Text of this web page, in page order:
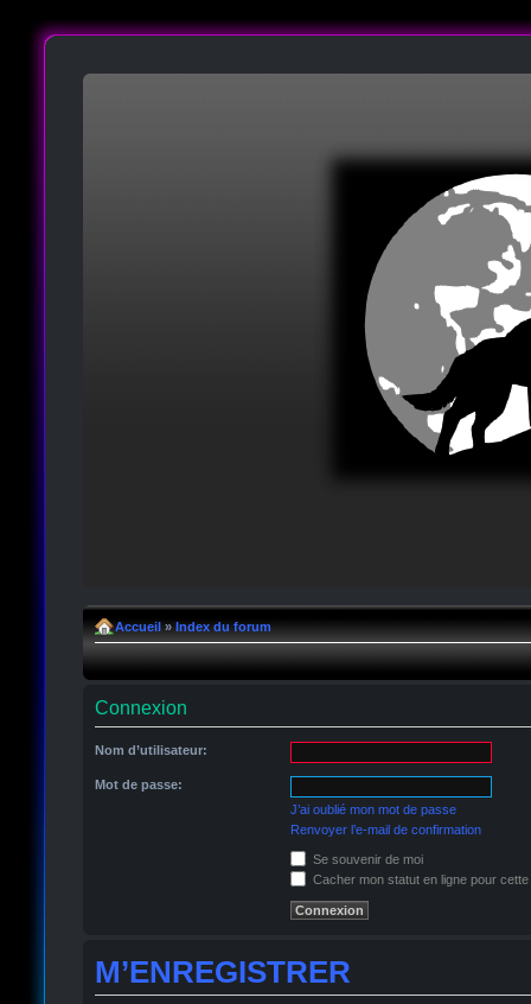
Accueil » Index du forum
Connexion
Nom d’utilisateur:
Mot de passe:
J’ai oublié mon mot de passe
Renvoyer l’e-mail de confirmation
Se souvenir de moi
Cacher mon statut en ligne pour
M’ENREGISTRER